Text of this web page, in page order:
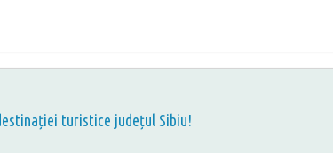
turistice județul Sibiu!